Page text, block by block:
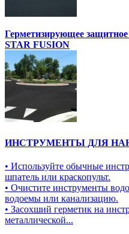
Герметизирующее
STAR FUSION
ИНСТРУМЕНТЫ ДЛЯ
• Используйте обычные
шпатель или краскопульт.
• Очистите инструменты
водоемы или канализацию.
• Засохший герметик на
металлической...